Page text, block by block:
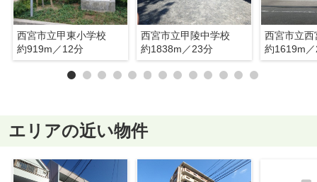
西宮市立甲東小学校
約919m／12分
西宮市立甲陵中学校
約1838m／23分
西宮市立西
約1619m
エリアの近い物件